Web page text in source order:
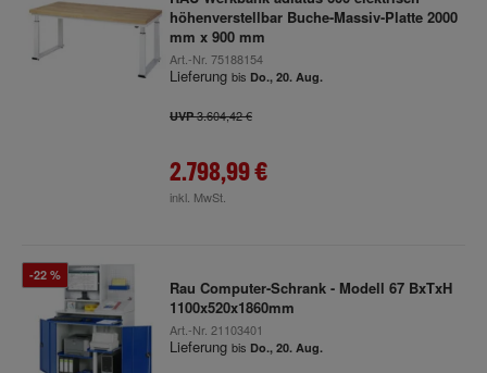
höhenverstellbar Buche-Massiv-Platte 2000
mm x 900 mm
Art.-Nr. 75188154
Lieferung bis Do., 20. Aug.
UVP3.604,42 €
2.798,99 €
inkl. MwSt.
-22 %
Rau Computer-Schrank - Modell 67 BxTxH
1100x520x1860mm
Art.-Nr. 21103401
Lieferung bis Do., 20. Aug.